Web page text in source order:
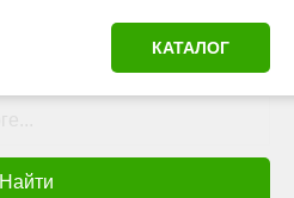
КАТАЛОГ
Найти